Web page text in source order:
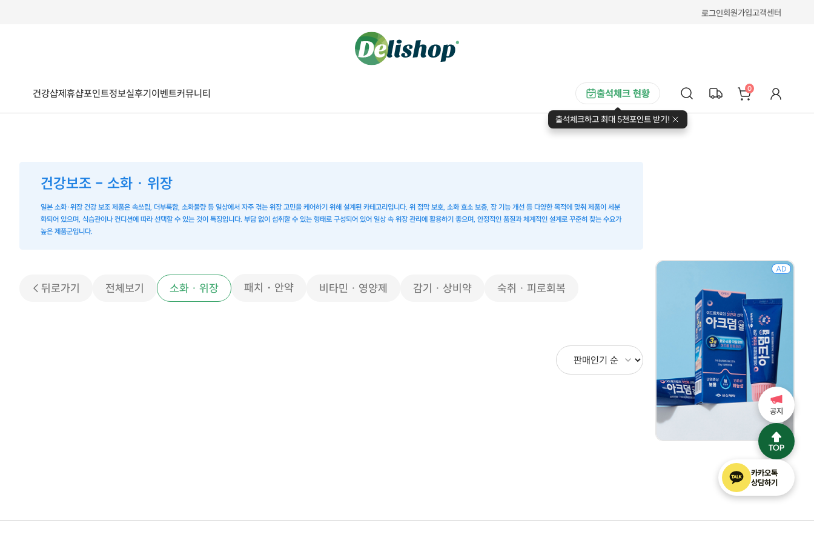
로그인회원가입고객센터
출석체크 현황
출석체크하고 최대 5천포인트 받기!
0
건강샵제휴샵포인트정보실후기이벤트커뮤니티
건강보조 - 소화 · 위장
일본 소화·위장 건강 보조 제품은 속쓰림, 더부룩함, 소화불량 등 일상에서 자주 겪는 위장 고민을 케어하기 위해 설계된 카테고리입니다. 위 점막 보호, 소화 효소 보충, 장 기능 개선 등 다양한 목적에 맞춰 제품이 세분
화되어 있으며, 식습관이나 컨디션에 따라 선택할 수 있는 것이 특징입니다. 부담 없이 섭취할 수 있는 형태로 구성되어 있어 일상 속 위장 관리에 활용하기 좋으며, 안정적인 품질과 체계적인 설계로 꾸준히 찾는 수요가
높은 제품군입니다.
< 뒤로가기 전체보기 소화 · 위장 패치・안약 비타민 · 영양제 감기 · 상비약 숙취 · 피로회복
AD
공지
카카오톡
상담하기